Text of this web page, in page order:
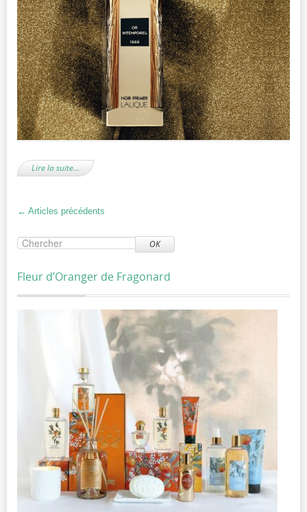
Lire la suite…
← Articles précédents
OK
Fleur d’Oranger de Fragonard